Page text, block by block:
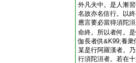
外凡夫中。是人漸
名故亦名信行。以
應言要必當得須陀
命終。所以者何。
伽長者供&K99;養
某是行阿羅漢者。
行須陀洹者。若在